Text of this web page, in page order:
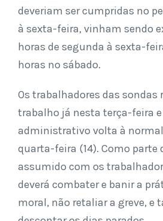
deveriam ser cumpridas no
à sexta-feira, vinham sendo
horas de segunda à sexta-
horas no sábado.
Os trabalhadores das sondas
trabalho já nesta terça-feira
administrativo volta à
quarta-feira (14). Como parte
assumido com os
deverá combater e banir a
moral, não retaliar a greve, e